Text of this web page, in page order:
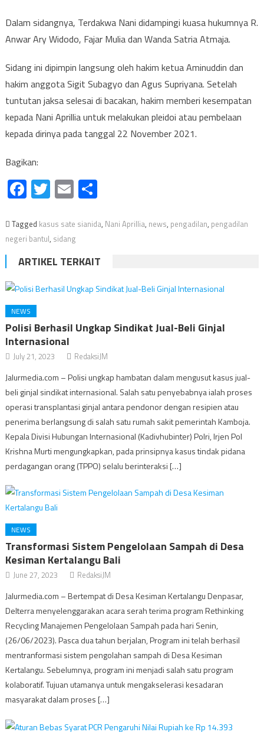
Dalam sidangnya, Terdakwa Nani didampingi kuasa hukumnya R.
Anwar Ary Widodo, Fajar Mulia dan Wanda Satria Atmaja.
Sidang ini dipimpin langsung oleh hakim ketua Aminuddin dan
hakim anggota Sigit Subagyo dan Agus Supriyana. Setelah
tuntutan jaksa selesai di bacakan, hakim memberi kesempatan
kepada Nani Aprillia untuk melakukan pleidoi atau pembelaan
kepada dirinya pada tanggal 22 November 2021.
Bagikan:
Facebook
Twitter
EmailShare
Tagged kasus sate sianida, Nani Aprillia, news, pengadilan, pengadilan
negeri bantul, sidang
ARTIKEL TERKAIT
NEWS
Polisi Berhasil Ungkap Sindikat Jual-Beli Ginjal
Internasional
July 21, 2023 RedaksiJM
Jalurmedia.com – Polisi ungkap hambatan dalam mengusut kasus jual-
beli ginjal sindikat internasional. Salah satu penyebabnya ialah proses
operasi transplantasi ginjal antara pendonor dengan resipien atau
penerima berlangsung di salah satu rumah sakit pemerintah Kamboja.
Kepala Divisi Hubungan Internasional (Kadivhubinter) Polri, Irjen Pol
Krishna Murti mengungkapkan, pada prinsipnya kasus tindak pidana
perdagangan orang (TPPO) selalu berinteraksi […]
NEWS
Transformasi Sistem Pengelolaan Sampah di Desa
Kesiman Kertalangu Bali
June 27, 2023 RedaksiJM
Jalurmedia.com – Bertempat di Desa Kesiman Kertalangu Denpasar,
Delterra menyelenggarakan acara serah terima program Rethinking
Recycling Manajemen Pengelolaan Sampah pada hari Senin,
(26/06/2023). Pasca dua tahun berjalan, Program ini telah berhasil
mentranformasi sistem pengolahan sampah di Desa Kesiman
Kertalangu. Sebelumnya, program ini menjadi salah satu program
kolaboratif. Tujuan utamanya untuk mengakselerasi kesadaran
masyarakat dalam proses […]